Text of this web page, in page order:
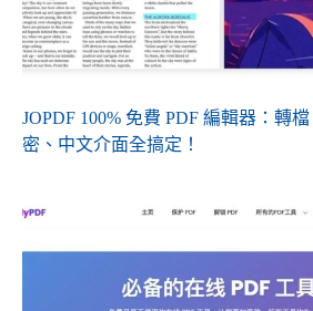
JOPDF 100% 免費 PDF 編輯器：轉
密、中文介面全搞定！